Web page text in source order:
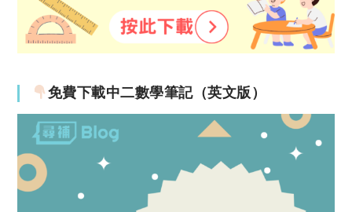
免費下載中二數學筆記（英文版）